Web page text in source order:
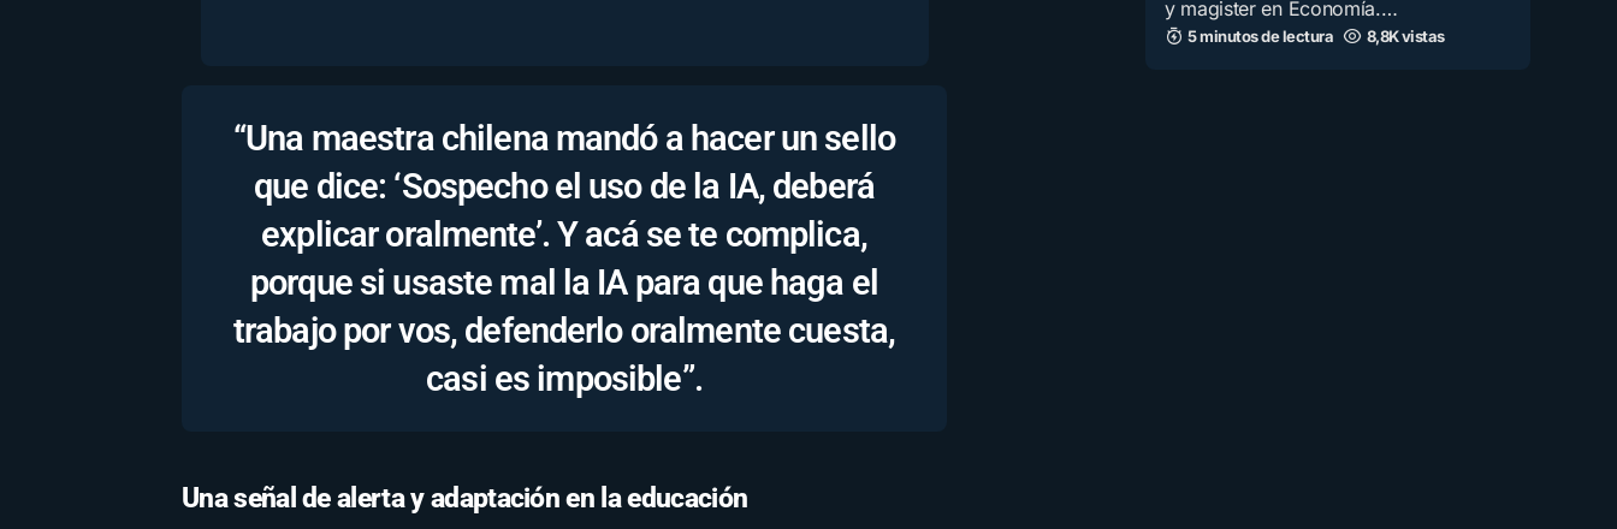
“Una maestra chilena mandó a hacer un sello
que dice: ‘Sospecho el uso de la IA, deberá
explicar oralmente’. Y acá se te complica,
porque si usaste mal la IA para que haga el
trabajo por vos, defenderlo oralmente cuesta,
casi es imposible”.
Una señal de alerta y adaptación en la educación
y magister en Economía.…
5 minutos de lectura 8,8K vistas